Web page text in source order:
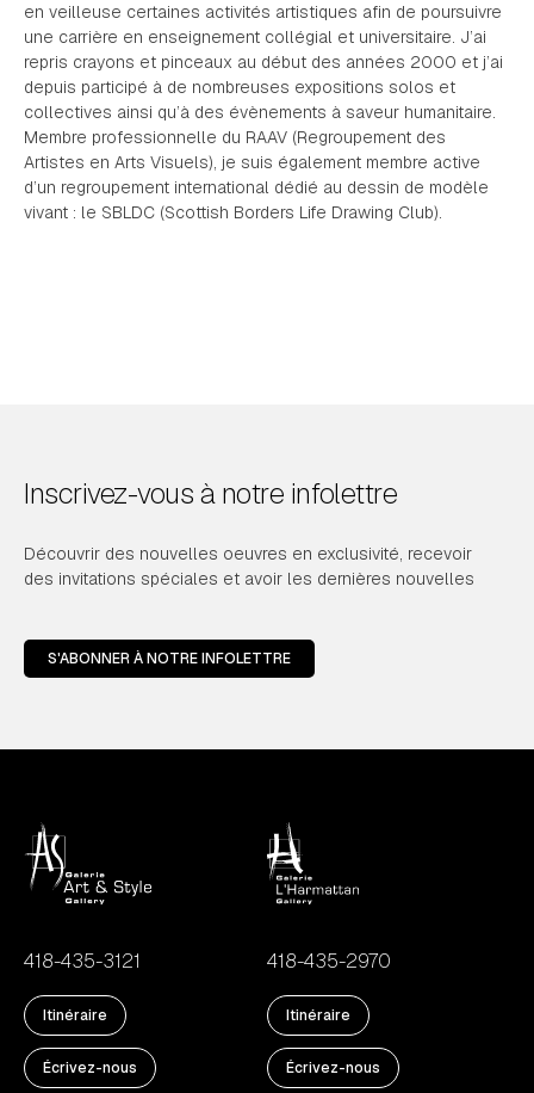
en veilleuse certaines activités artistiques afin de poursuivre
une carrière en enseignement collégial et universitaire. J’ai
repris crayons et pinceaux au début des années 2000 et j’ai
depuis participé à de nombreuses expositions solos et
collectives ainsi qu’à des évènements à saveur humanitaire.
Membre professionnelle du RAAV (Regroupement des
Artistes en Arts Visuels), je suis également membre active
d’un regroupement international dédié au dessin de modèle
vivant : le SBLDC (Scottish Borders Life Drawing Club).
Inscrivez-vous à notre infolettre
Découvrir des nouvelles oeuvres en exclusivité, recevoir
des invitations spéciales et avoir les dernières nouvelles
S'ABONNER À NOTRE INFOLETTRE
418-435-3121
Itinéraire
Écrivez-nous
418-435-2970
Itinéraire
Écrivez-nous